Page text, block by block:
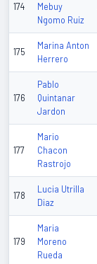
174
Mebuy
Ngomo Ruiz
175
Marina Anton
Herrero
176
Pablo
Quintanar
Jardon
177
Mario
Chacon
Rastrojo
178
Lucia Utrilla
Diaz
179
Maria
Moreno
Rueda